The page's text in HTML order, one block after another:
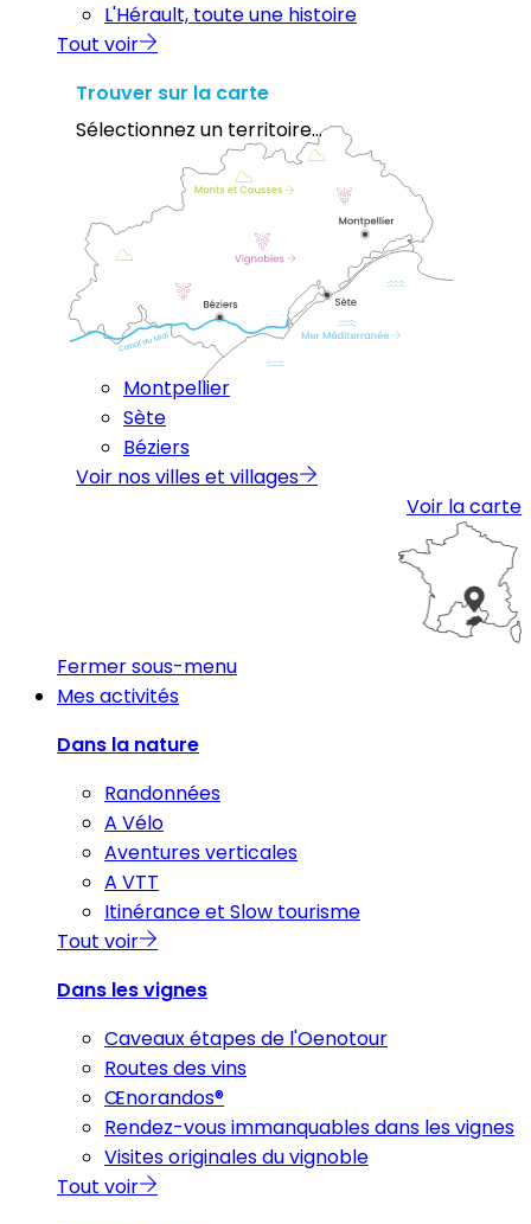
L'Hérault, toute une histoire
Tout voir
Trouver sur la carte
Sélectionnez un territoire...
Montpellier
Sète
Béziers
Voir nos villes et villages
Voir la carte
Fermer sous-menu
Mes activités
Dans la nature
Randonnées
A Vélo
Aventures verticales
A VTT
Itinérance et Slow tourisme
Tout voir
Dans les vignes
Caveaux étapes de l'Oenotour
Routes des vins
Œnorandos®
Rendez-vous immanquables dans les vignes
Visites originales du vignoble
Tout voir